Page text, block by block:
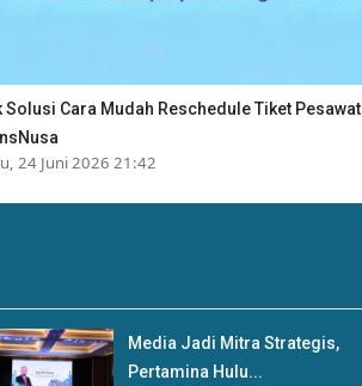
Solusi Cara Mudah Reschedule Tiket Pesawat
24 Juni 2026 21:42
Media Jadi Mitra Strategis,
Pertamina Hulu...